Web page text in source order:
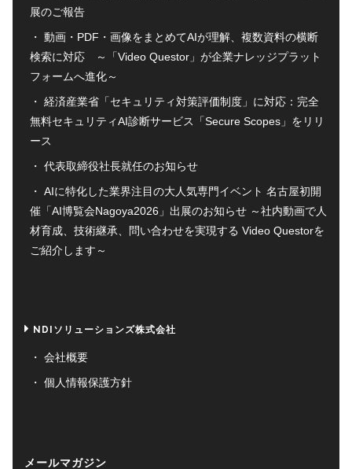
展のご報告
動画・PDF・画像をまとめてAIが理解、複数資料の横断
検索に対応 ～「Video Questor」が企業ナレッジプラット
フォームへ進化～
経済産業省「セキュリティ対策評価制度」に対応：完全
無料セキュリティAI診断サービス「Secure Scopes」をリリ
ース
代表取締役社長就任のお知らせ
AIに特化した業界注目の大人気専門イベント 名古屋初開
催「AI博覧会Nagoya2026」出展のお知らせ ～社内動画で人
材育成、技術継承、問い合わせを実現する Video Questorを
ご紹介します～
NDIソリューションズ株式会社
会社概要
個人情報保護方針
メールマガジン